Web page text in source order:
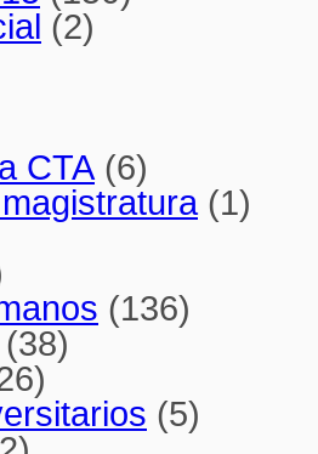
(2)
CTA (6)
(1)
(136)
(38)
(5)